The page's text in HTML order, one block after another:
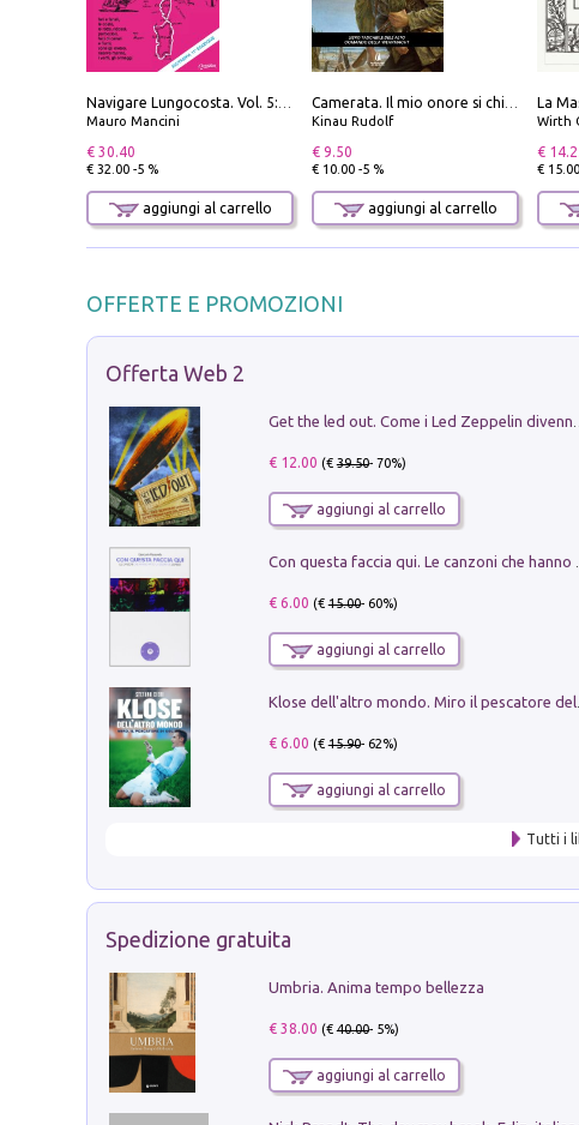
Mauro Mancini
€ 30.40
€ 32.00 -5 %
aggiungi al carrello
Kinau Rudolf
€ 9.50
€ 10.00 -5 %
aggiungi al carrello
Wirth
€
€
OFFERTE E PROMOZIONI
Offerta Web 2
€ 12.00 (€39.50- 70%)
aggiungi al carrello
€ 6.00 (€15.00- 60%)
aggiungi al carrello
Klose dell'altro
€ 6.00 (€15.90- 62%)
aggiungi al carrello
Tutti i
Spedizione gratuita
Umbria. Anima tempo bellezza
€ 38.00 (€40.00- 5%)
aggiungi al carrello